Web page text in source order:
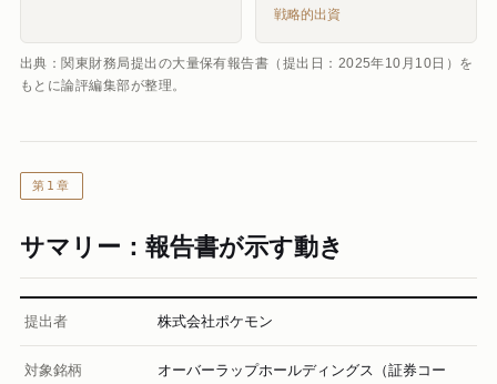
戦略的出資
出典：関東財務局提出の大量保有報告書（提出日：2025年10月10日）を
もとに論評編集部が整理。
第1章
サマリー：報告書が示す動き
提出者 株式会社ポケモン
対象銘柄
オーバーラップホールディングス（証券コー